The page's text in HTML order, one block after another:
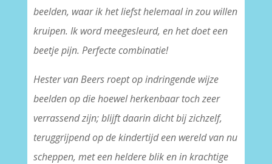
beelden, waar ik het liefst helemaal in zou willen
kruipen. Ik word meegesleurd, en het doet een
beetje pijn. Perfecte combinatie!
Hester van Beers roept op indringende wijze
beelden op die hoewel herkenbaar toch zeer
verrassend zijn; blijft daarin dicht bij zichzelf,
teruggrijpend op de kindertijd een wereld van nu
scheppen, met een heldere blik en in krachtige